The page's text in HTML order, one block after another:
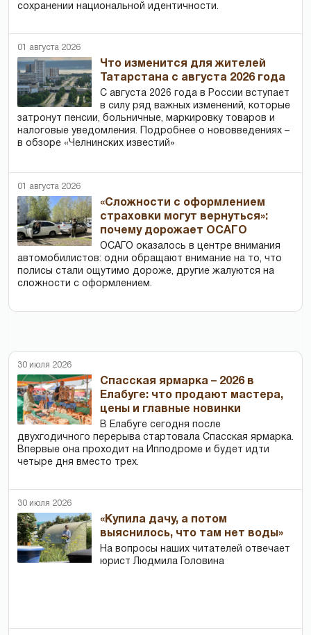
сохранении национальной идентичности.
01 августа 2026
Что изменится для жителей
Татарстана с августа 2026 года
С августа 2026 года в России вступает
в силу ряд важных изменений, которые
затронут пенсии, больничные, маркировку товаров и
налоговые уведомления. Подробнее о нововведениях –
в обзоре «Челнинских известий»
01 августа 2026
«Сложности с оформлением
страховки могут вернуться»:
почему дорожает ОСАГО
ОСАГО оказалось в центре внимания
автомобилистов: одни обращают внимание на то, что
полисы стали ощутимо дороже, другие жалуются на
сложности с оформлением.
30 июля 2026
Спасская ярмарка – 2026 в
Елабуге: что продают мастера,
цены и главные новинки
В Елабуге сегодня после
двухгодичного перерыва стартовала Спасская ярмарка.
Впервые она проходит на Ипподроме и будет идти
четыре дня вместо трех.
30 июля 2026
«Купила дачу, а потом
выяснилось, что там нет воды»
На вопросы наших читателей отвечает
юрист Людмила Головина